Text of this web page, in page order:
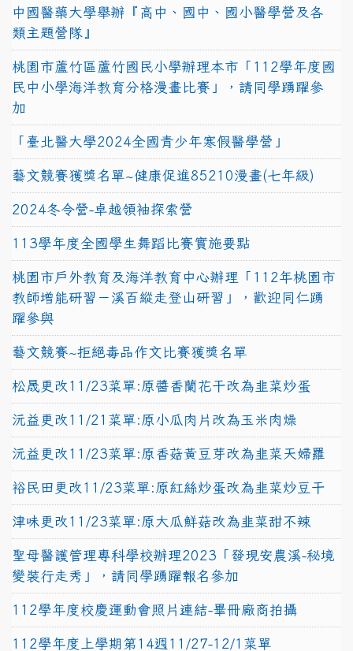
中國醫藥大學舉辦『高中、國中、國小醫學營及各
類主題營隊』
桃園市蘆竹區蘆竹國民小學辦理本市「112學年度國
民中小學海洋教育分格漫畫比賽」，請同學踴躍參
加
「臺北醫大學2024全國青少年寒假醫學營」
藝文競賽獲獎名單~健康促進85210漫畫(七年級)
2024冬令營-卓越領袖探索營
113學年度全國學生舞蹈比賽實施要點
桃園市戶外教育及海洋教育中心辦理「112年桃園市
教師增能研習－溪百縱走登山研習」，歡迎同仁踴
躍參與
藝文競賽~拒絕毒品作文比賽獲獎名單
松晟更改11/23菜單:原醬香蘭花干改為韭菜炒蛋
沅益更改11/21菜單:原小瓜肉片改為玉米肉燥
沅益更改11/23菜單:原香菇黃豆芽改為韭菜天婦羅
裕民田更改11/23菜單:原紅絲炒蛋改為韭菜炒豆干
津味更改11/23菜單:原大瓜鮮菇改為韭菜甜不辣
聖母醫護管理專科學校辦理2023「發現安農溪-秘境
變裝行走秀」，請同學踴躍報名參加
112學年度校慶運動會照片連結-畢冊廠商拍攝
112學年度上學期第14週11/27-12/1菜單